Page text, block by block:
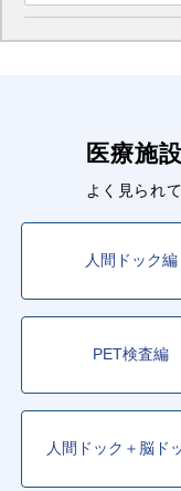
医療施
よく見られ
人間ドック編
PET検査編
人間ドック＋脳ド